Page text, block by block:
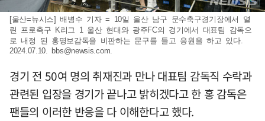
[울산=뉴시스] 배병수 기자 = 10일 울산 남구 문수축구경기장에서 열
린 프로축구 K리그 1 울산 현대와 광주FC의 경기에서 대표팀 감독으
로 내정 된 홍명보감독을 비판하는 문구를 들고 응원을 하고 있다.
2024.07.10. bbs@newsis.com.
경기 전 50여 명의 취재진과 만나 대표팀 감독직 수락과
관련된 입장을 경기가 끝나고 밝히겠다고 한 홍 감독은
팬들의 이러한 반응을 다 이해한다고 했다.